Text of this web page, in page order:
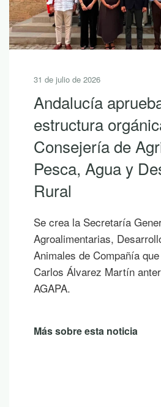
31 de julio de 2026
Andalucía
estructura
Consejería de
Pesca, Agua y
Rural
Se crea la Secretaría
Agroalimentarias,
Animales de Compañía
Carlos Álvarez Martín
AGAPA.
Más sobre esta noticia